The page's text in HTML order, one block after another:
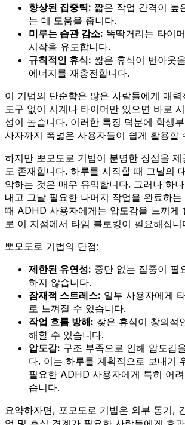
향상된 집중력: 짧은 작업 간격이 높
는 데 도움을 줍니다.
미루는 습관 감소: 똑딱거리는 타이
시작을 유도합니다.
규칙적인 휴식: 짧은 휴식이 번아웃
에너지를 재충전합니다.
이 기법의 단순함은 많은 사람들에게 매
도구 없이 시계나 타이머만 있으면 바로
성이 높습니다. 이러한 특징 덕분에 학생
사자까지 폭넓은 사용자들이 쉽게 활용할
하지만 뽀모도로 기법이 분명한 장점을
도 존재합니다. 하루를 시작할 때 그날의
악하는 것은 매우 유익합니다. 그러나 하
내고 그날 필요한 나머지 작업을 완료하
때 ADHD 사용자에게는 압도감을 느끼게
로 이 지점에서 타임 블로킹이 필요해집니
뽀모도로 기법의 단점:
제한된 유연성: 중단 없는 집중이 필
하지 않습니다.
잠재적 스트레스: 일부 사용자에게
로 느껴질 수 있습니다.
작업 흐름 방해: 잦은 휴식이 창의적
해할 수 있습니다.
압도감: 구조 부족으로 인해 압도감
다. 이는 하루를 계획적으로 보내기
필요한 ADHD 사용자에게 특히 어
습니다.
요약하자면, 포모도로 기법은 외부 동기,